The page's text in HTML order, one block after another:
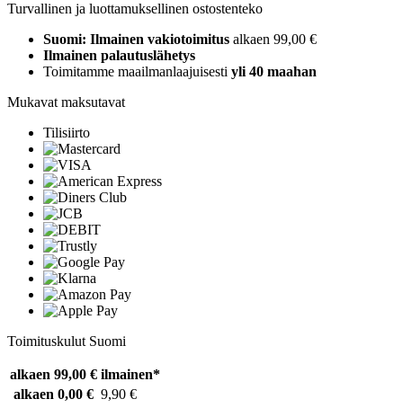
Turvallinen ja luottamuksellinen ostostenteko
Suomi: Ilmainen vakiotoimitus alkaen 99,00 €
Ilmainen palautuslähetys
Toimitamme maailmanlaajuisesti yli 40 maahan
Mukavat maksutavat
Tilisiirto
Toimituskulut Suomi
alkaen 99,00 € ilmainen*
alkaen 0,00 € 9,90 €